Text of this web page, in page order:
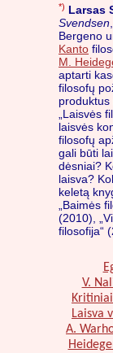
*) Larsas
Svendsen
Bergeno
Kanto
M.
aptarti
filosofų
„Laisvės
laisvės
filosofų
gali būti
dėsniai?
laisva?
keletą
„Baimės
(2010),
filosofija“
V.
Laisva
A.